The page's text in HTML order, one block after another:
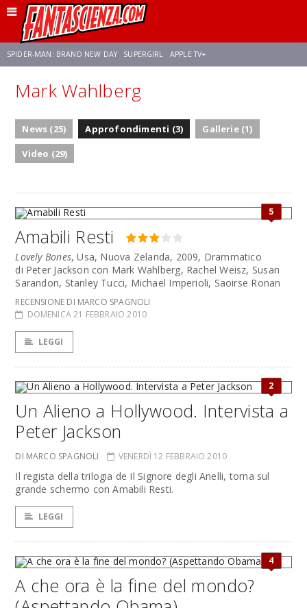
SPIDER-MAN: BRAND NEW DAY SUPERGIRL APPLE TV+
FRANCO RICCIARDIELLO ZENDAYA
NETFLIX SADIE SINK
Mark Wahlberg
News (25) Approfondimenti (3)
Gallerie (1)
Video (29)
5
Amabili Resti
Lovely Bones, Usa, Nuova Zelanda, 2009, Drammatico
di Peter Jackson con Mark Wahlberg, Rachel Weisz, Susan
Sarandon, Stanley Tucci, Michael Imperioli, Saoirse Ronan
RECENSIONE DI MARCO SPAGNOLI
DOMENICA 21 FEBBRAIO 2010
LEGGI
2
Un Alieno a Hollywood. Intervista a
Peter Jackson
DI MARCO SPAGNOLI VENERDÌ 12 FEBBRAIO 2010
Il regista della trilogia de Il Signore degli Anelli, torna sul
grande schermo con Amabili Resti.
LEGGI
4
A che ora è la fine del mondo?